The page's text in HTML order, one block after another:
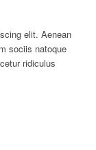
elit. Aenean
sociis natoque
ridiculus